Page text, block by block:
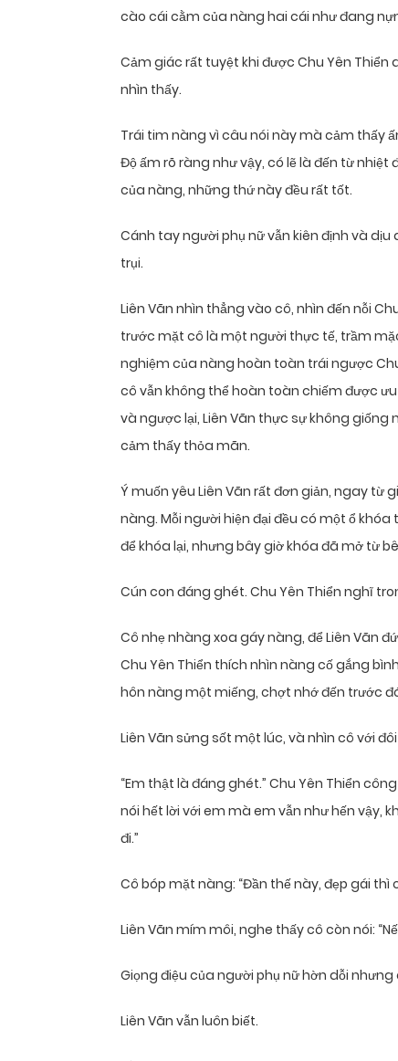
cào cái cằm của nàng hai cái như đang
Cảm giác rất tuyệt khi được Chu Yên Thiển
nhìn thấy.
Trái tim nàng vì câu nói này mà cảm thấy
Độ ấm rõ ràng như vậy, có lẽ là đến từ nhiệt
của nàng, những thứ này đều rất tốt.
Cánh tay người phụ nữ vẫn kiên định và
trụi.
Liên Vãn nhìn thẳng vào cô, nhìn đến nỗi
trước mặt cô là một người thực tế, trầm
nghiệm của nàng hoàn toàn trái ngược
cô vẫn không thể hoàn toàn chiếm được
và ngược lại, Liên Vãn thực sự không
cảm thấy thỏa mãn.
Ý muốn yêu Liên Vãn rất đơn giản, ngay từ
nàng. Mỗi người hiện đại đều có một ổ
để khóa lại, nhưng bây giờ khóa đã mở từ
Cún con đáng ghét. Chu Yên Thiển nghĩ
Cô nhẹ nhàng xoa gáy nàng, để Liên Vãn
Chu Yên Thiển thích nhìn nàng cố gắng
hôn nàng một miếng, chợt nhớ đến trước
Liên Vãn sửng sốt một lúc, và nhìn cô với
“Em thật là đáng ghét.” Chu Yên Thiển
nói hết lời với em mà em vẫn như hến vậy,
đi.”
Cô bóp mặt nàng: “Đần thế này, đẹp gái
Liên Vãn mím môi, nghe thấy cô còn nói:
Giọng điệu của người phụ nữ hờn dỗi
Liên Vãn vẫn luôn biết.